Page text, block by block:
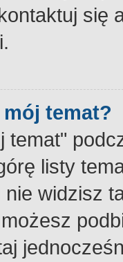
się
temat?
temat"
listy
widzisz